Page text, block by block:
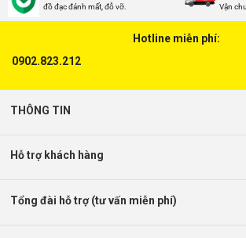
đồ đạc đánh mất, đỗ vỡ.
Vận
Hotline miễn phí:
0902.823.212
THÔNG TIN
Hỗ trợ khách hàng
Tổng đài hỗ trợ (tư vấn miễn phí)